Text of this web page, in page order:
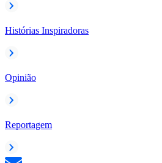
Histórias Inspiradoras
Opinião
Reportagem